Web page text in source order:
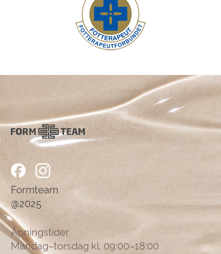
Formteam
@2025
Åpningstider
Mandag–torsdag kl. 09:00–18:00